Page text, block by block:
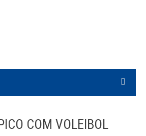
COM VOLEIBOL